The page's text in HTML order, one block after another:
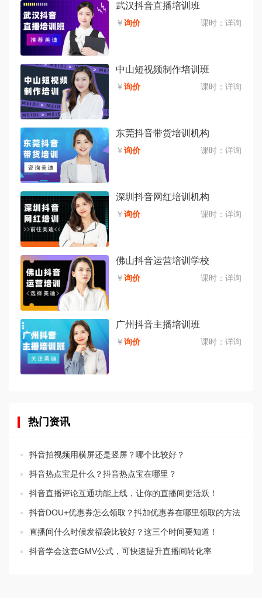
武汉抖音直播培训班
￥询价 课时： 详询
中山短视频制作培训班
￥询价 课时： 详询
东莞抖音带货培训机构
￥询价 课时： 详询
深圳抖音网红培训机构
￥询价 课时： 详询
佛山抖音运营培训学校
￥询价 课时： 详询
广州抖音主播培训班
￥询价 课时： 详询
热门资讯
抖音拍视频用横屏还是竖屏？哪个比较好？
抖音热点宝是什么？抖音热点宝在哪里？
抖音直播评论互通功能上线，让你的直播间更活跃！
抖音DOU+优惠券怎么领取？抖加优惠券在哪里领取的方法
直播间什么时候发福袋比较好？这三个时间要知道！
抖音学会这套GMV公式，可快速提升直播间转化率